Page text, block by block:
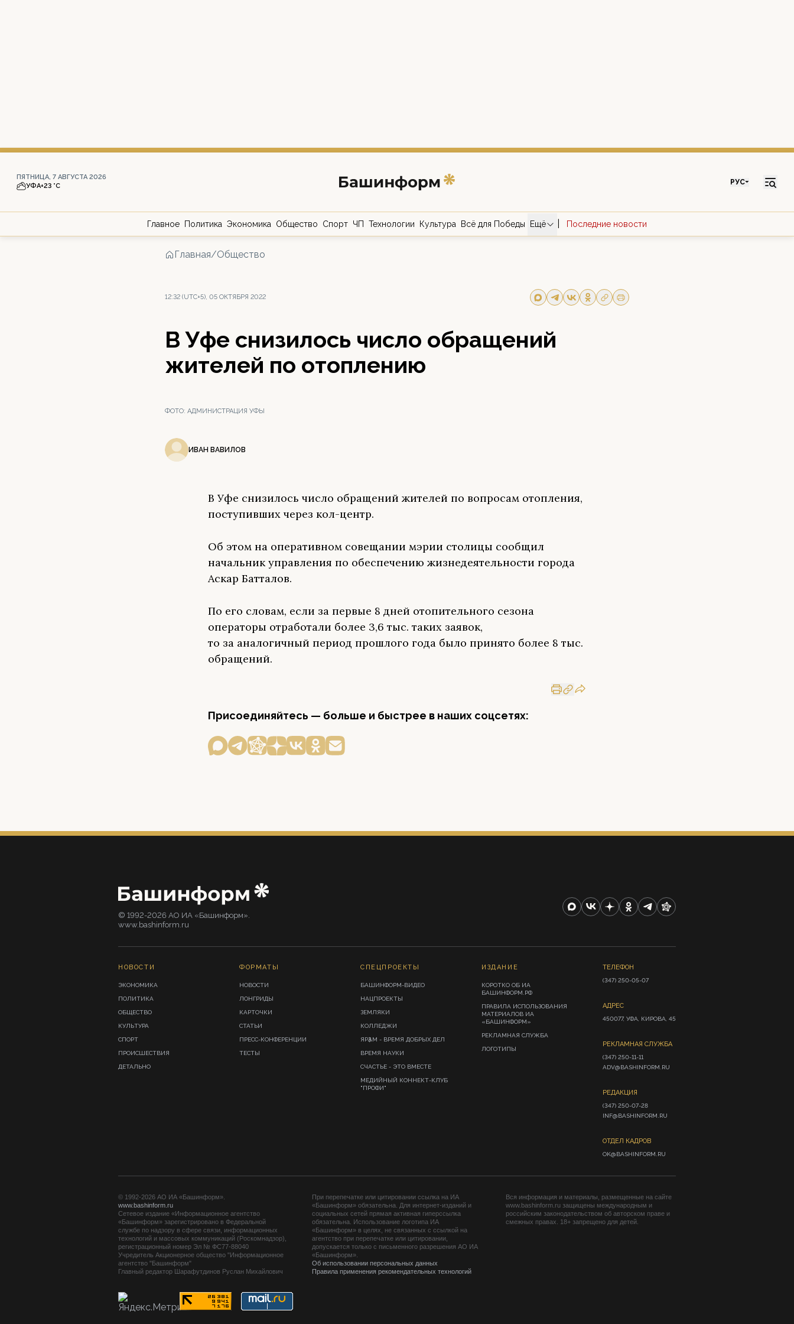
ПЯТНИЦА, 7 АВГУСТА 2026
УФА+23 °С РУС
Главное Политика Экономика Общество Спорт ЧП Технологии Культура Всё для Победы Ещё Последние новости
Главная/Общество
12:32 (UTC+5), 05 ОКТЯБРЯ 2022
В Уфе снизилось число обращений
жителей по отоплению
ФОТО: АДМИНИСТРАЦИЯ УФЫ
ИВАН ВАВИЛОВ
В Уфе снизилось число обращений жителей по вопросам отопления,
поступивших через кол-центр.
Об этом на оперативном совещании мэрии столицы сообщил
начальник управления по обеспечению жизнедеятельности города
Аскар Батталов.
По его словам, если за первые 8 дней отопительного сезона
операторы отработали более 3,6 тыс. таких заявок,
то за аналогичный период прошлого года было принято более 8 тыс.
обращений.
Присоединяйтесь — больше и быстрее в наших соцсетях:
© 1992-2026 АО ИА «Башинформ».
www.bashinform.ru
НОВОСТИ
ЭКОНОМИКА
ПОЛИТИКА
ОБЩЕСТВО
КУЛЬТУРА
СПОРТ
ПРОИСШЕСТВИЯ
ДЕТАЛЬНО
ФОРМАТЫ
НОВОСТИ
ЛОНГРИДЫ
КАРТОЧКИ
СТАТЬИ
ПРЕСС-КОНФЕРЕНЦИИ
ТЕСТЫ
СПЕЦПРОЕКТЫ
БАШИНФОРМ-ВИДЕО
НАЦПРОЕКТЫ
ЗЕМЛЯКИ
КОЛЛЕДЖИ
ЯРҘАМ - ВРЕМЯ ДОБРЫХ ДЕЛ
ВРЕМЯ НАУКИ
СЧАСТЬЕ - ЭТО ВМЕСТЕ
МЕДИЙНЫЙ КОННЕКТ-КЛУБ
"ПРОФИ"
ИЗДАНИЕ
КОРОТКО ОБ ИА
БАШИНФОРМ.РФ
ПРАВИЛА ИСПОЛЬЗОВАНИЯ
МАТЕРИАЛОВ ИА
«БАШИНФОРМ»
РЕКЛАМНАЯ СЛУЖБА
ЛОГОТИПЫ
ТЕЛЕФОН
(347) 250-05-07
АДРЕС
450077, УФА, КИРОВА, 45
РЕКЛАМНАЯ СЛУЖБА
(347) 250-11-11
ADV@BASHINFORM.RU
РЕДАКЦИЯ
(347) 250-07-28
INF@BASHINFORM.RU
ОТДЕЛ КАДРОВ
OK@BASHINFORM.RU
© 1992-2026 АО ИА «Башинформ».
www.bashinform.ru
Сетевое издание «Информационное агентство
«Башинформ» зарегистрировано в Федеральной
службе по надзору в сфере связи, информационных
технологий и массовых коммуникаций (Роскомнадзор),
регистрационный номер Эл № ФС77-88040
Учредитель Акционерное общество "Информационное
агентство "Башинформ"
Главный редактор Шарафутдинов Руслан Михайлович
При перепечатке или цитировании ссылка на ИА
«Башинформ» обязательна. Для интернет-изданий и
социальных сетей прямая активная гиперссылка
обязательна. Использование логотипа ИА
«Башинформ» в целях, не связанных с ссылкой на
агентство при перепечатке или цитировании,
допускается только с письменного разрешения АО ИА
«Башинформ».
Об использовании персональных данных
Правила применения рекомендательных технологий
Вся информация и материалы, размещенные на сайте
www.bashinform.ru защищены международным и
российским законодательством об авторском праве и
смежных правах. 18+ запрещено для детей.